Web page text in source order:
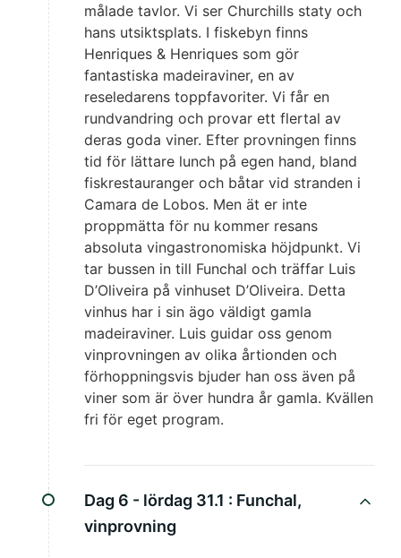
målade tavlor. Vi ser Churchills staty och
hans utsiktsplats. I fiskebyn finns
Henriques & Henriques som gör
fantastiska madeiraviner, en av
reseledarens toppfavoriter. Vi får en
rundvandring och provar ett flertal av
deras goda viner. Efter provningen finns
tid för lättare lunch på egen hand, bland
fiskrestauranger och båtar vid stranden i
Camara de Lobos. Men ät er inte
proppmätta för nu kommer resans
absoluta vingastronomiska höjdpunkt. Vi
tar bussen in till Funchal och träffar Luis
D’Oliveira på vinhuset D’Oliveira. Detta
vinhus har i sin ägo väldigt gamla
madeiraviner. Luis guidar oss genom
vinprovningen av olika årtionden och
förhoppningsvis bjuder han oss även på
viner som är över hundra år gamla. Kvällen
fri för eget program.
Dag 6 - lördag 31.1 : Funchal,
vinprovning